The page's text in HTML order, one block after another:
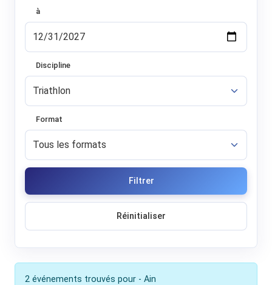
à
Discipline
Format
Filtrer
Réinitialiser
2 événements trouvés pour - Ain